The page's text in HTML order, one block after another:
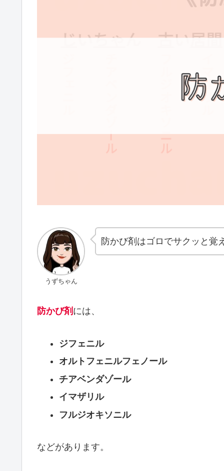
うずちゃん
防かび剤はゴロでサクッと覚
防かび剤 には、
ジフェニル
オルトフェニルフェノール
チアベンダゾール
イマザリル
フルジオキソニル
などがあります。